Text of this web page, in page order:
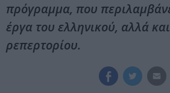
πρόγραμμα, που
έργα του ελληνικού, αλλά
ρεπερτορίου.